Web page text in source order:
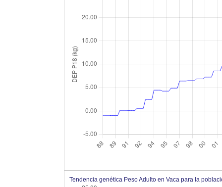
Tendencia genética Peso Adulto en Vaca para la